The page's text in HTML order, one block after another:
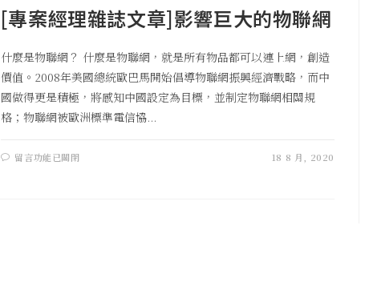
[專案經理雜誌文章]影響巨大的物聯網
什麼是物聯網？ 什麼是物聯網，就是所有物品都可以連上網，創造
價值。2008年美國總統歐巴馬開始倡導物聯網振興經濟戰略，而中
國做得更是積極，將感知中國設定為目標，並制定物聯網相關規
格；物聯網被歐洲標準電信協...
留言功能已關閉 18 8 月, 2020